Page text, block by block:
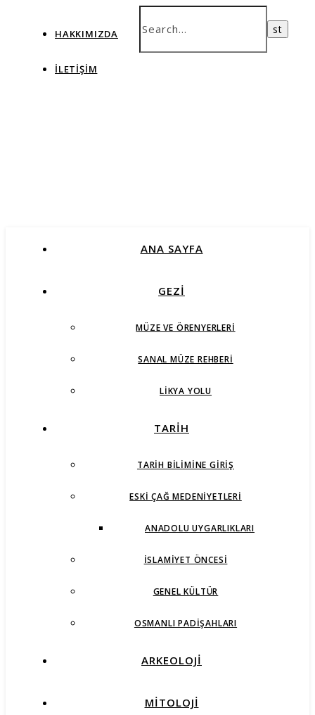
HAKKIMIZDA
İLETIŞIM
ANA SAYFA
GEZİ
MÜZE VE ÖRENYERLERI
SANAL MÜZE REHBERI
LIKYA YOLU
TARİH
TARIH BILIMINE GIRIŞ
ESKI ÇAĞ MEDENIYETLERI
ANADOLU UYGARLIKLARI
İSLAMIYET ÖNCESI
GENEL KÜLTÜR
OSMANLI PADIŞAHLARI
ARKEOLOJİ
MİTOLOJİ